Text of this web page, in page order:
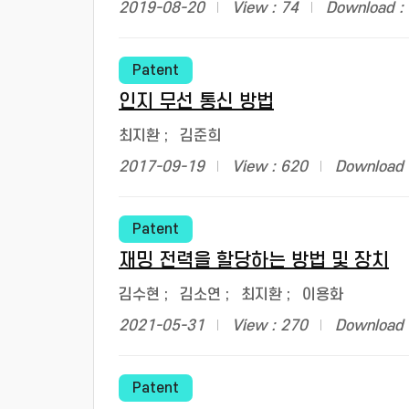
2019-08-20
View : 74 Download :
Patent
인지 무선 통신 방법
최지환 ;
김준희
2017-09-19
View : 620 Download
Patent
재밍 전력을 할당하는 방법 및 장치
김수현 ; 김소연 ; 최지환 ;
이용화
2021-05-31
View : 270 Download
Patent